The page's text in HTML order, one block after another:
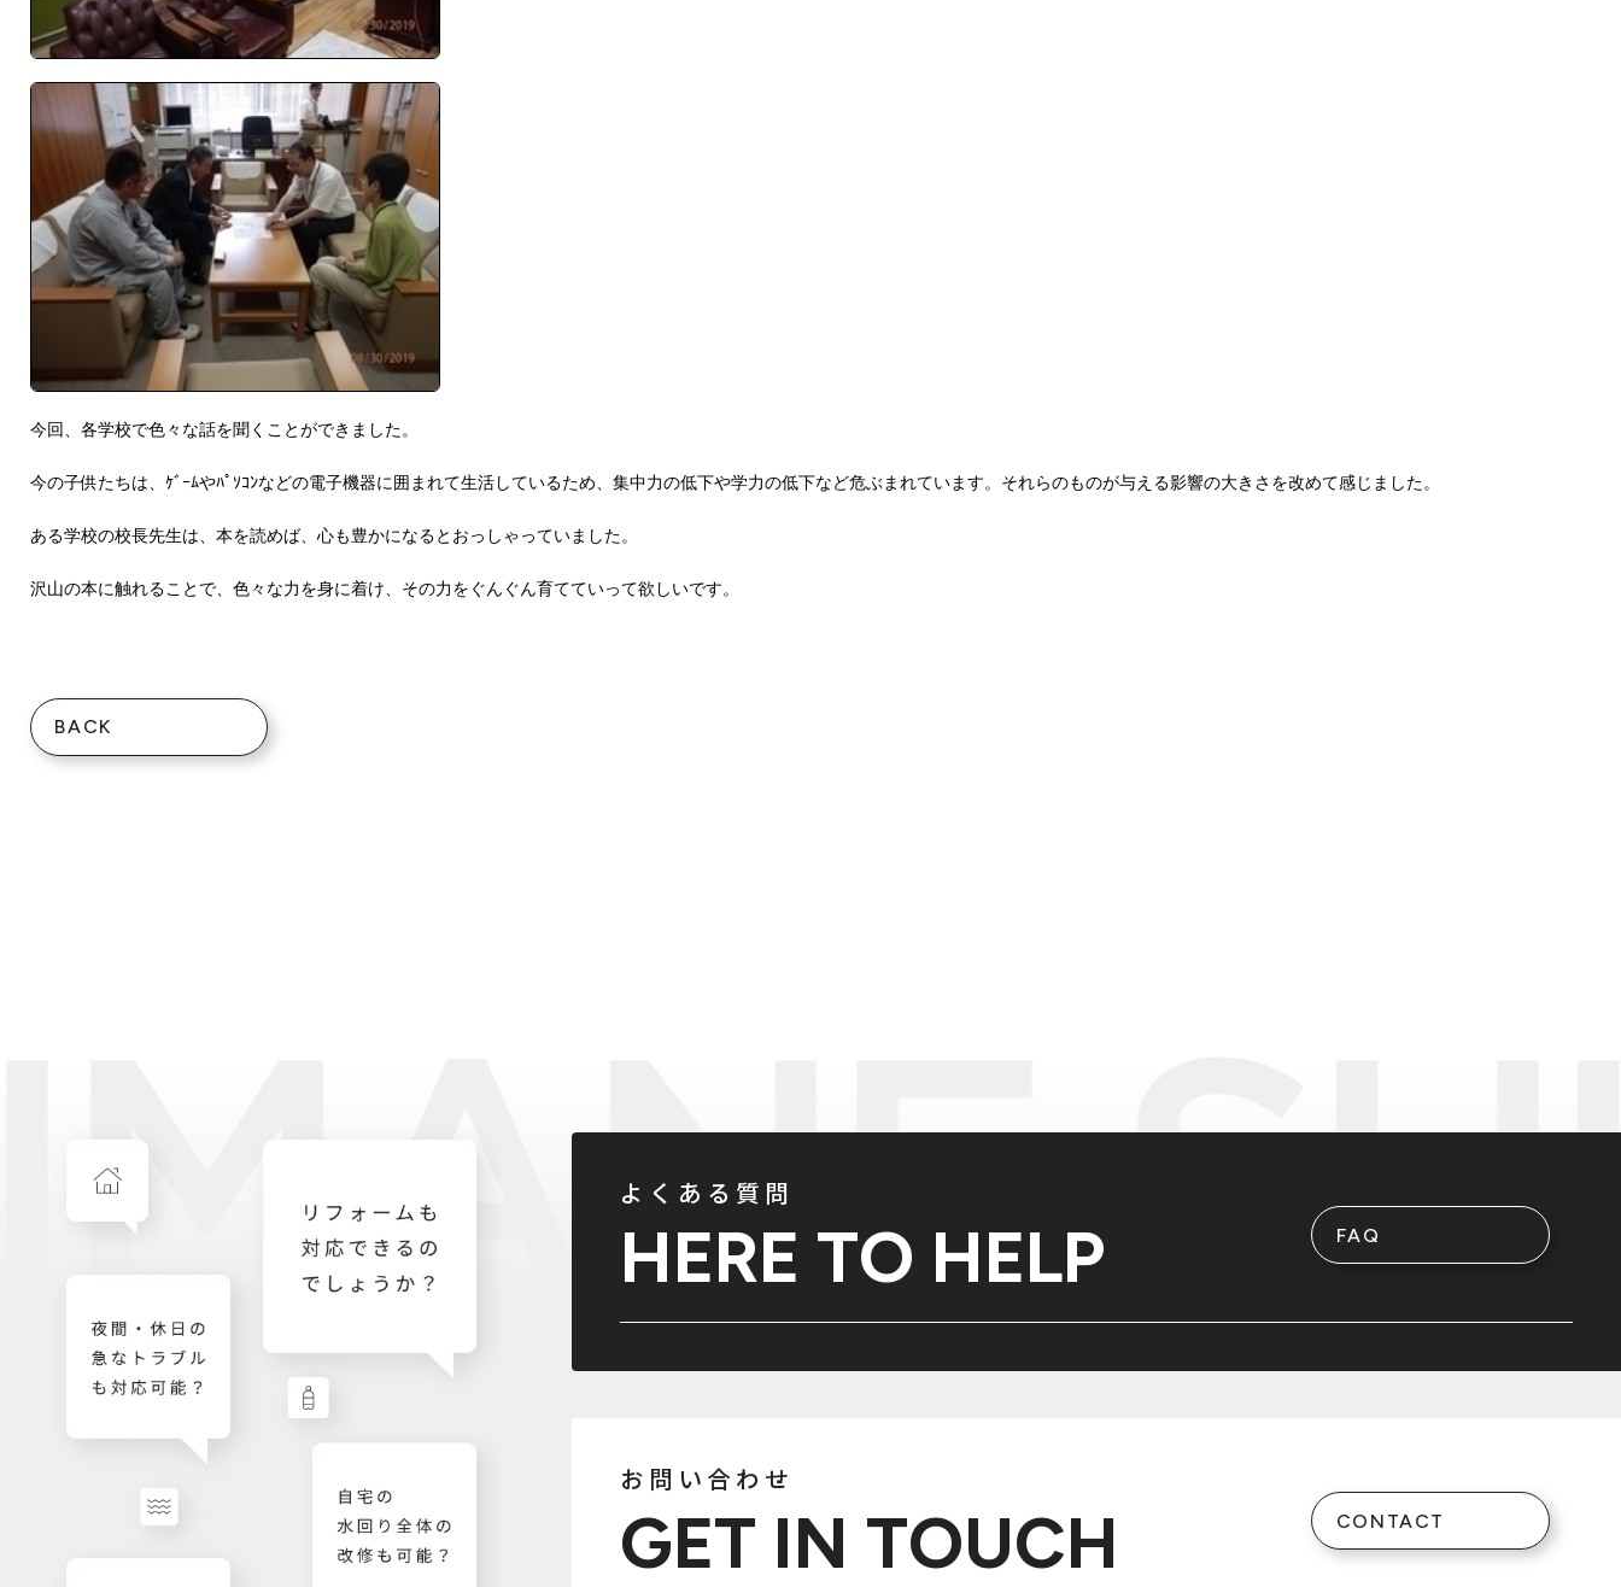
今回、各学校で色々な話を聞くことができました。
今の子供たちは、ｹﾞｰﾑやﾊﾟｿｺﾝなどの電子機器に囲まれて生活しているため、集中力の低下や学力の低下など危ぶまれています。それらのものが与える影響の大きさを改めて感じました。
ある学校の校長先生は、本を読めば、心も豊かになるとおっしゃっていました。
沢山の本に触れることで、色々な力を身に着け、その力をぐんぐん育てていって欲しいです。
BACK
よくある質問
HERE TO HELP FAQ
お問い合わせ
GET IN TOUCH CONTACT